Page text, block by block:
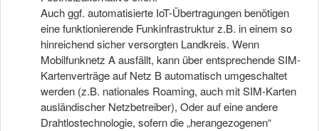
Auch ggf. automatisierte IoT-Übertragungen benötigen
eine funktionierende Funkinfrastruktur z.B. in einem so
hinreichend sicher versorgten Landkreis. Wenn
Mobilfunknetz A ausfällt, kann über entsprechende SIM-
Kartenverträge auf Netz B automatisch umgeschaltet
werden (z.B. nationales Roaming, auch mit SIM-Karten
ausländischer Netzbetreiber), Oder auf eine andere
Drahtlostechnologie, sofern die „herangezogenen“